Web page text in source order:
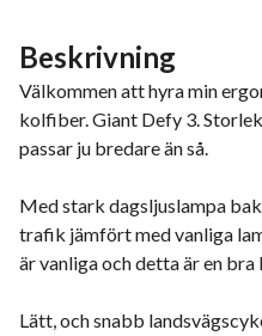
Beskrivning
Välkommen att hyra min
kolfiber. Giant Defy 3.
passar ju bredare än så.
Med stark dagsljuslampa
trafik jämfört med vanliga
är vanliga och detta är en bra
Lätt, och snabb